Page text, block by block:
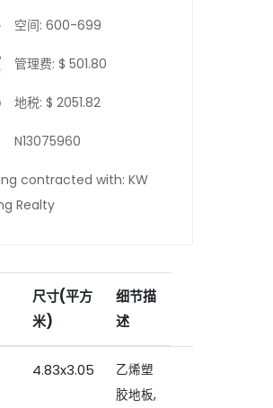
空间: 600-699
管理费: $ 501.80
地税: $ 2051.82
N13075960
contracted with: KW
Realty
尺寸(平方
米)
细节描
述
4.83x3.05
乙烯塑
胶地板,